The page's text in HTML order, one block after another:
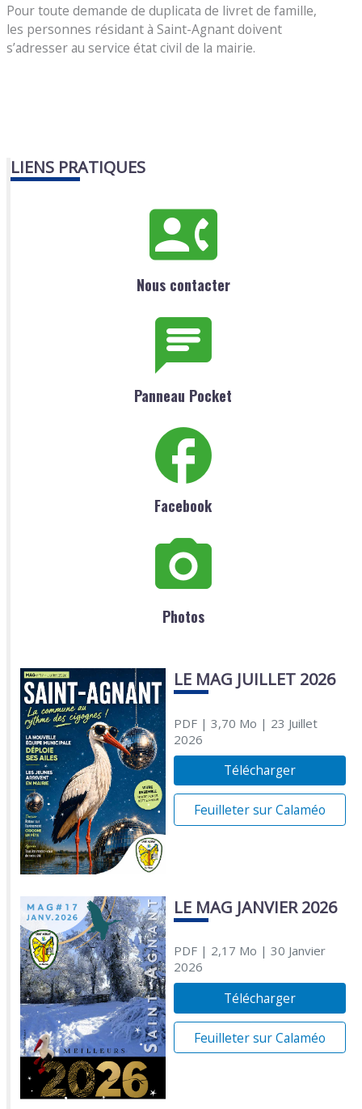
Pour toute demande de duplicata de livret de famille,
les personnes résidant à Saint-Agnant doivent
s’adresser au service état civil de la mairie.
LIENS PRATIQUES
Nous contacter
Panneau Pocket
Facebook
Photos
LE MAG JUILLET 2026
PDF| 3,70 Mo | 23 Juillet
2026
Télécharger
Feuilleter sur Calaméo
LE MAG JANVIER 2026
PDF| 2,17 Mo | 30 Janvier
2026
Télécharger
Feuilleter sur Calaméo